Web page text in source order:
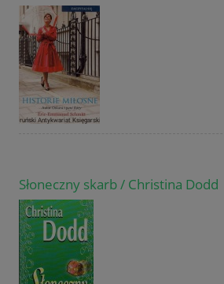
Słoneczny skarb / Christina Dodd